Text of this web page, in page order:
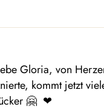
Gloria, von
kommt jetzt
🤗  ❤